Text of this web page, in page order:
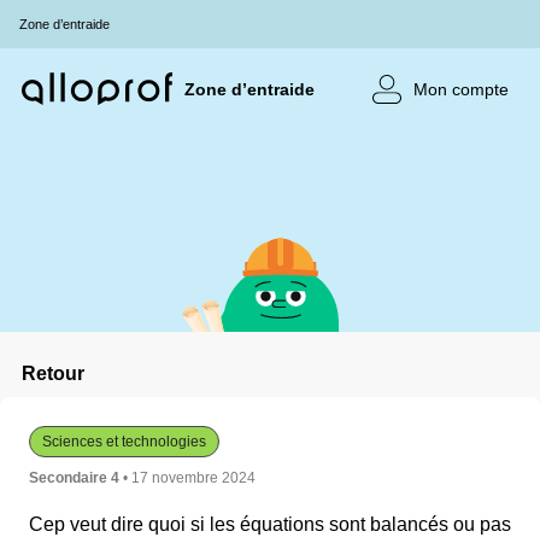
Zone d’entraide
Zone d’entraide Mon compte
Retour
Sciences et technologies
Secondaire 4 • 17 novembre 2024
Cep veut dire quoi si les équations sont balancés ou pas